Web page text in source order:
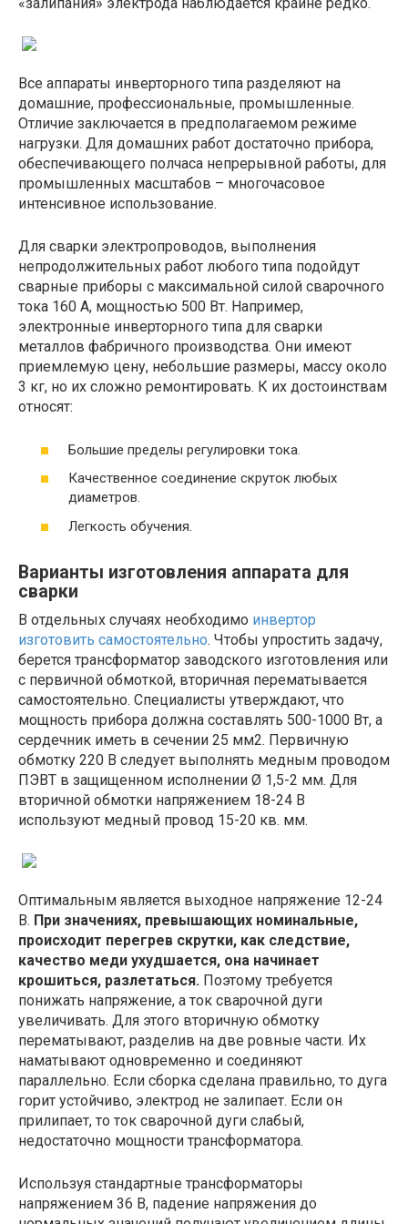
Все аппараты инверторного типа разделяют на
домашние, профессиональные, промышленные.
Отличие заключается в предполагаемом режиме
нагрузки. Для домашних работ достаточно прибора,
обеспечивающего полчаса непрерывной работы, для
промышленных масштабов – многочасовое
интенсивное использование.
Для сварки электропроводов, выполнения
непродолжительных работ любого типа подойдут
сварные приборы с максимальной силой сварочного
тока 160 А, мощностью 500 Вт. Например,
электронные инверторного типа для сварки
металлов фабричного производства. Они имеют
приемлемую цену, небольшие размеры, массу около
3 кг, но их сложно ремонтировать. К их достоинствам
относят:
Большие пределы регулировки тока.
Качественное соединение скруток любых
диаметров.
Легкость обучения.
Варианты изготовления аппарата для
сварки
В отдельных случаях необходимо инвертор
изготовить самостоятельно. Чтобы упростить задачу,
берется трансформатор заводского изготовления или
с первичной обмоткой, вторичная перематывается
самостоятельно. Специалисты утверждают, что
мощность прибора должна составлять 500-1000 Вт, а
сердечник иметь в сечении 25 мм2. Первичную
обмотку 220 В следует выполнять медным проводом
ПЭВТ в защищенном исполнении Ø 1,5-2 мм. Для
вторичной обмотки напряжением 18-24 В
используют медный провод 15-20 кв. мм.
Оптимальным является выходное напряжение 12-24
В. При значениях, превышающих номинальные,
происходит перегрев скрутки, как следствие,
качество меди ухудшается, она начинает
крошиться, разлетаться. Поэтому требуется
понижать напряжение, а ток сварочной дуги
увеличивать. Для этого вторичную обмотку
перематывают, разделив на две ровные части. Их
наматывают одновременно и соединяют
параллельно. Если сборка сделана правильно, то дуга
горит устойчиво, электрод не залипает. Если он
прилипает, то ток сварочной дуги слабый,
недостаточно мощности трансформатора.
Используя стандартные трансформаторы
напряжением 36 В, падение напряжения до